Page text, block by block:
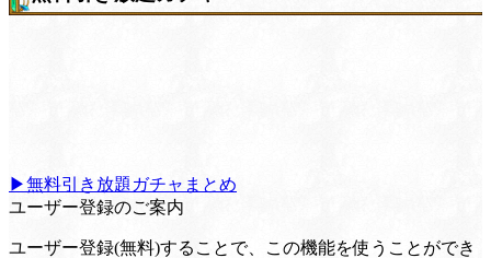
▶無料引き放題ガチャまとめ
ユーザー登録のご案内
ユーザー登録(無料)することで、この機能を使うことができ